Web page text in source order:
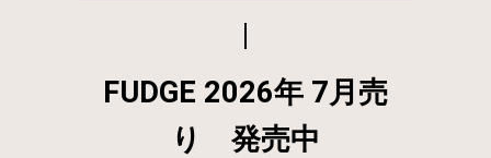
FUDGE 2026年 7月売
り 発売中